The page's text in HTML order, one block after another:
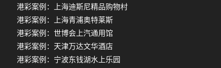
港彩案例：上海迪斯尼精品购物村
港彩案例：上海青浦奥特莱斯
港彩案例：世博会上汽通用馆
港彩案例：天津万达文华酒店
港彩案例：宁波东钱湖水上乐园